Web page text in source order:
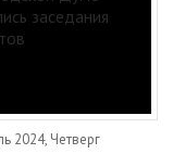
2024, Четверг